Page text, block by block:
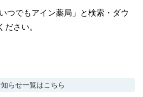
つでもアイン薬局」と検索・ダウ
さい。
らせ一覧はこちら